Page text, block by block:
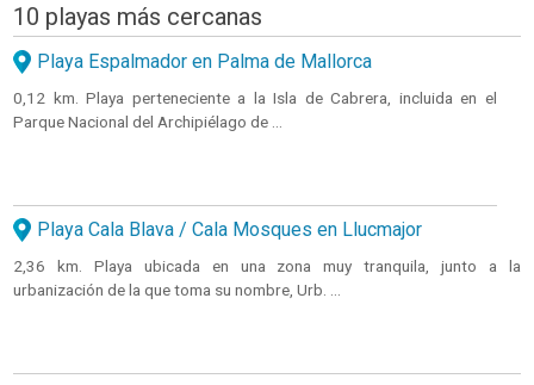
10 playas más cercanas
Playa Espalmador en Palma de Mallorca
0,12 km. Playa perteneciente a la Isla de Cabrera, incluida en el
Parque Nacional del Archipiélago de ...
Playa Cala Blava / Cala Mosques en Llucmajor
2,36 km. Playa ubicada en una zona muy tranquila, junto a la
urbanización de la que toma su nombre, Urb. ...